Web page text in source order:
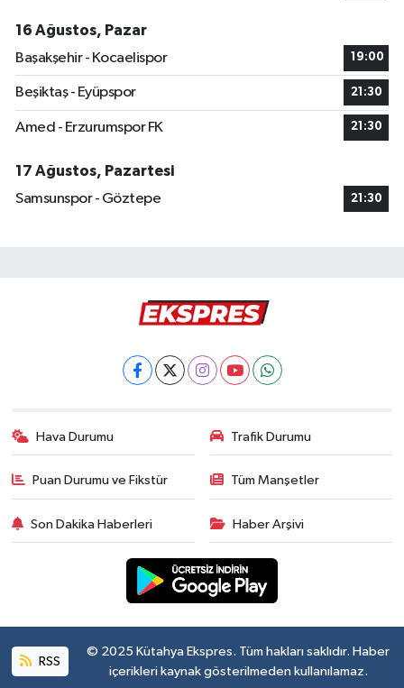
16 Ağustos, Pazar
Başakşehir - Kocaelispor
19:00
Beşiktaş - Eyüpspor 21:30
Amed - Erzurumspor FK 21:30
17 Ağustos, Pazartesi
Samsunspor - Göztepe
21:30
Hava Durumu Trafik Durumu
Puan Durumu ve Fikstür Tüm Manşetler
Son Dakika Haberleri Haber Arşivi
RSS
© 2025 Kütahya Ekspres. Tüm hakları saklıdır. Haber
içerikleri kaynak gösterilmeden kullanılamaz.